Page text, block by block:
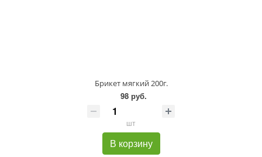
Брикет мягкий 200г.
98 руб.
шт
В корзину